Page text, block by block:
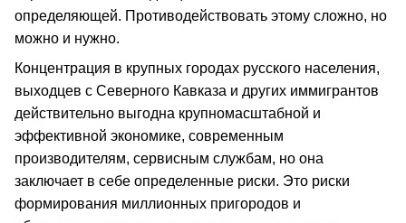
определяющей. Противодействовать этому сложно, но
можно и нужно.
Концентрация в крупных городах русского населения,
выходцев с Северного Кавказа и других иммигрантов
действительно выгодна крупномасштабной и
эффективной экономике, современным
производителям, сервисным службам, но она
заключает в себе определенные риски. Это риски
формирования миллионных пригородов и